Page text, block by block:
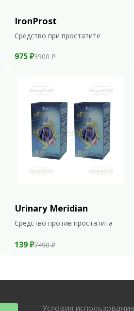
IronProst
Средство при простатите
975 ₽3900 ₽
Urinary Meridian
Средство против простатита
139 ₽7490 ₽
Условия использования